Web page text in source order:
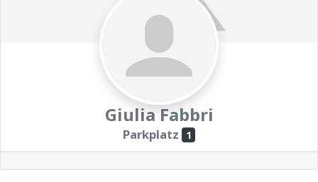
Giulia Fabbri
Parkplatz 1